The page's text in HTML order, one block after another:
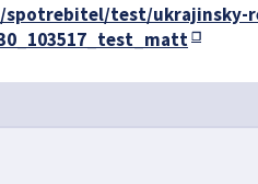
test/ukrajinsky-